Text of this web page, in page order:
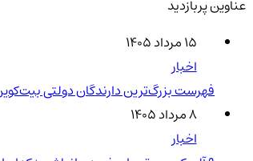
عناوین پربازدید
۱۵ مرداد ۱۴۰۵
اخبار
فهرست بزرگ‌ترین دارندگان دولتی بیت‌کوین
۸ مرداد ۱۴۰۵
اخبار